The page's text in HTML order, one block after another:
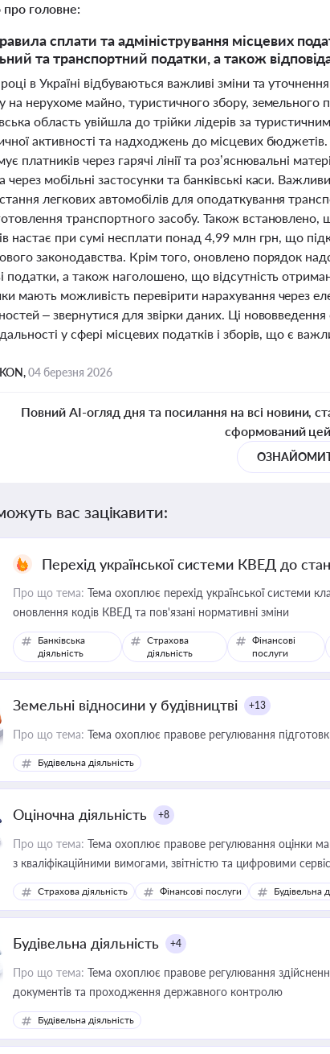
головне:
сплати та адміністрування місцевих
та транспортний податки, а також
в Україні відбуваються важливі зміни та
на нерухоме майно, туристичного збору, земельного
область увійшла до трійки лідерів за
активності та надходжень до місцевих
платників через гарячі лінії та роз’яснювальні
через мобільні застосунки та банківські каси.
легкових автомобілів для оподаткування
транспортного засобу. Також встановлено,
настає при сумі несплати понад 4,99 млн грн, що
законодавства. Крім того, оновлено порядок
податки, а також наголошено, що відсутність
мають можливість перевірити нарахування через
– звернутися для звірки даних. Ці
у сфері місцевих податків і зборів, що є
04 березня 2026
Повний AI-огляд дня та посилання на всі новини,
сформований
вас зацікавити:
Перехід української системи КВЕД до
Про що тема: Тема охоплює перехід української системи
оновлення кодів КВЕД та пов'язані нормативні зміни
Банківська
діяльність
Страхова
діяльність
Фінансові
послуги
Земельні відносини у будівництві +13
Про що тема: Тема охоплює правове регулювання
Будівельна діяльність
Оціночна діяльність +8
Про що тема: Тема охоплює правове регулювання оцінки
з кваліфікаційними вимогами, звітністю та цифровими
медійних змін у цій сфері корисне для власника бізнесу,
приватизації, оренди державного майна, корпоративних угод
Страхова діяльність Фінансові послуги Будівельна
Будівельна діяльність +4
Про що тема: Тема охоплює правове регулювання
документів та проходження державного контролю
Будівельна діяльність